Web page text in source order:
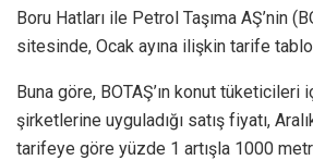
Boru Hatları ile Petrol Taşıma AŞ’nin
sitesinde, Ocak ayına ilişkin tarife
Buna göre, BOTAŞ’ın konut tüketicileri
şirketlerine uyguladığı satış fiyatı,
tarifeye göre yüzde 1 artışla 1000